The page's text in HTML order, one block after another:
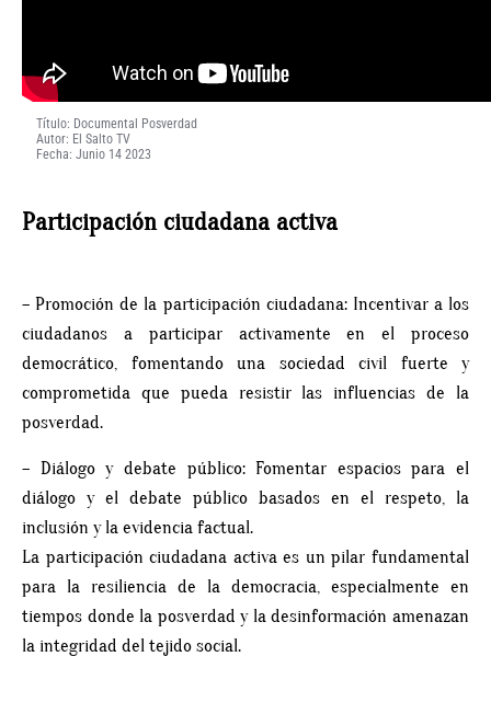
Título: Documental Posverdad
Autor: El Salto TV
Fecha: Junio 14 2023
Participación ciudadana activa
– Promoción de la participación ciudadana: Incentivar a los
ciudadanos a participar activamente en el proceso
democrático, fomentando una sociedad civil fuerte y
comprometida que pueda resistir las influencias de la
posverdad.
– Diálogo y debate público: Fomentar espacios para el
diálogo y el debate público basados en el respeto, la
inclusión y la evidencia factual.
La participación ciudadana activa es un pilar fundamental
para la resiliencia de la democracia, especialmente en
tiempos donde la posverdad y la desinformación amenazan
la integridad del tejido social.